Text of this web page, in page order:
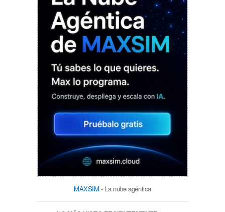
MAXSIM - La nube agéntica